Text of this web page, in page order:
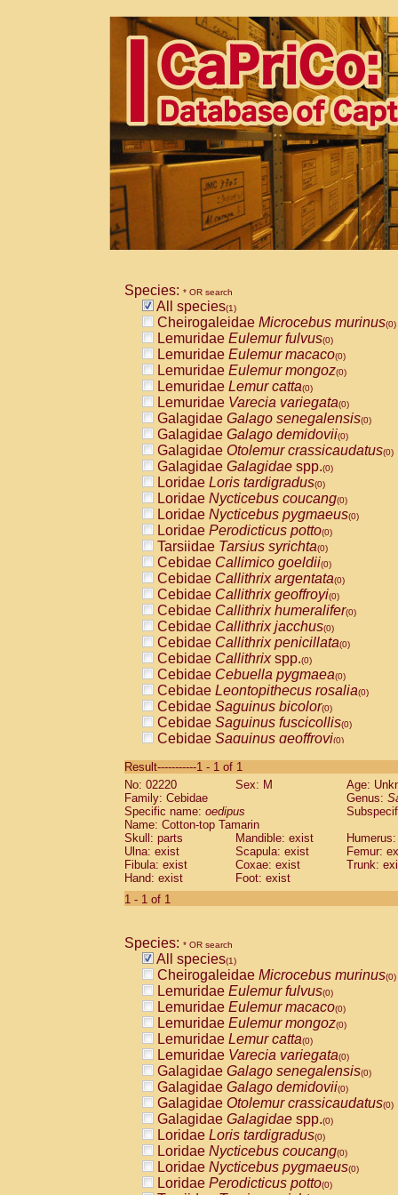
Species: * OR search
All species(1)
Cheirogaleidae Microcebus murinus(0)
Lemuridae Eulemur fulvus(0)
Lemuridae Eulemur macaco(0)
Lemuridae Eulemur mongoz(0)
Lemuridae Lemur catta(0)
Lemuridae Varecia variegata(0)
Galagidae Galago senegalensis(0)
Galagidae Galago demidovii(0)
Galagidae Otolemur crassicaudatus(0)
Galagidae Galagidae spp.(0)
Loridae Loris tardigradus(0)
Loridae Nycticebus coucang(0)
Loridae Nycticebus pygmaeus(0)
Loridae Perodicticus potto(0)
Tarsiidae Tarsius syrichta(0)
Cebidae Callimico goeldii(0)
Cebidae Callithrix argentata(0)
Cebidae Callithrix geoffroyi(0)
Cebidae Callithrix humeralifer(0)
Cebidae Callithrix jacchus(0)
Cebidae Callithrix penicillata(0)
Cebidae Callithrixspp.(0)
Cebidae Cebuella pygmaea(0)
Cebidae Leontopithecus rosalia(0)
Cebidae Saguinus bicolor(0)
Cebidae Saguinus fuscicollis(0)
Cebidae Saguinus geoffroyi(0)
CebidaeSaguinus labiatus(0)
Cebidae Saguinus leucopus (0)
Cebidae
CebidaeSaguinus mystax
Cebidae Saguinus nigricollis (0)
Cebidae Saguinus oedipus
Cebidae Saguinus weddelli
Cebidae Saguinusspp.
Cebidae
CebidaeCebus capucinus
CebidaeCebus nigrivittatus
CebidaeCebus spp.(0)
CebidaeSaimiri boliviensis(0)
CebidaeSaimiri sciureus(0)
AtelidaeAlouatta caraya(0)
AtelidaeAlouatta fusca(0)
AtelidaeAlouatta seniculus(0)
AtelidaeAlouattaspp.(0)
AtelidaeAteles belzebuth(0)
AtelidaeAteles geoffroyi(0)
AtelidaeAteles paniscus(0)
AtelidaeAtelesspp.(0)
AtelidaeLagothrix lagothricha(0)
AtelidaeLagothrix lagothricha cana
PitheciidaeCacajao calvus
Result-----------1 - 1 of 1
No: 02220
Sex: M
Age:
Family: Cebidae
Genus:
Specific name: oedipus
Name: Cotton-top Tamarin
Skull: parts
Mandible: exist
Ulna: exist
Scapula: exist
Femur:
Fibula: exist
Coxae: exist
Trunk:
Hand: exist
Foot: exist
1 - 1 of 1
Species: * OR search
All species(1)
Cheirogaleidae Microcebus murinus(0)
Lemuridae Eulemur fulvus(0)
Lemuridae Eulemur macaco(0)
Lemuridae Eulemur mongoz(0)
Lemuridae Lemur catta(0)
Lemuridae Varecia variegata(0)
Galagidae Galago senegalensis(0)
Galagidae Galago demidovii(0)
Galagidae Otolemur crassicaudatus(0)
Galagidae Galagidae spp.(0)
Loridae Loris tardigradus(0)
Loridae Nycticebus coucang(0)
Loridae Nycticebus pygmaeus(0)
Loridae Perodicticus potto(0)